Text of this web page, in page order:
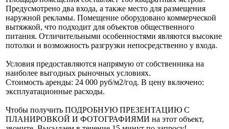
Предусмотрено два входа, а также место для размещения
наружной рекламы. Помещение оборудовано коммерческой
вытяжкой, что подходит для объектов общественного
питания. Отличительными особенностями являются высокие
потолки и возможность разгрузки непосредственно у входа.
Условия предоставляются напрямую от собственника на
наиболее выгодных рыночных условиях.
Стоимость аренды: 24 000 руб/м2/год. В цену включено:
эксплуатационные расходы.
Чтобы получить ПОДРОБНУЮ ПРЕЗЕНТАЦИЮ С
ПЛАНИРОВКОЙ И ФОТОГРАФИЯМИ на этот объект,